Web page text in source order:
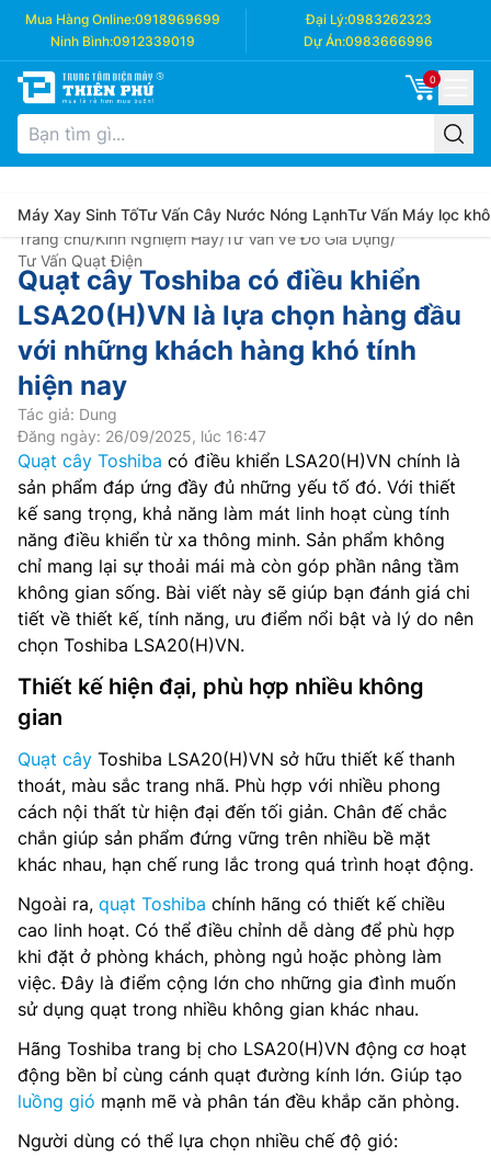
Mua Hàng Online:0918969699 Đại Lý:0983262323
Ninh Bình:0912339019 Dự Án:0983666996
0
Máy Xay Sinh TốTư Vấn Cây Nước Nóng LạnhTư Vấn Máy lọc
Trang chủ/Kinh Nghiệm Hay/Tư Vấn về Đồ Gia Dụng/
Tư Vấn Quạt Điện
Quạt cây Toshiba có điều khiển
LSA20(H)VN là lựa chọn hàng đầu
với những khách hàng khó tính
hiện nay
Tác giả: Dung
Đăng ngày: 26/09/2025, lúc 16:47
Quạt cây Toshiba có điều khiển LSA20(H)VN chính là
sản phẩm đáp ứng đầy đủ những yếu tố đó. Với thiết
kế sang trọng, khả năng làm mát linh hoạt cùng tính
năng điều khiển từ xa thông minh. Sản phẩm không
chỉ mang lại sự thoải mái mà còn góp phần nâng tầm
không gian sống. Bài viết này sẽ giúp bạn đánh giá chi
tiết về thiết kế, tính năng, ưu điểm nổi bật và lý do nên
chọn Toshiba LSA20(H)VN.
Thiết kế hiện đại, phù hợp nhiều không
gian
Quạt cây Toshiba LSA20(H)VN sở hữu thiết kế thanh
thoát, màu sắc trang nhã. Phù hợp với nhiều phong
cách nội thất từ hiện đại đến tối giản. Chân đế chắc
chắn giúp sản phẩm đứng vững trên nhiều bề mặt
khác nhau, hạn chế rung lắc trong quá trình hoạt động.
Ngoài ra, quạt Toshiba chính hãng có thiết kế chiều
cao linh hoạt. Có thể điều chỉnh dễ dàng để phù hợp
khi đặt ở phòng khách, phòng ngủ hoặc phòng làm
việc. Đây là điểm cộng lớn cho những gia đình muốn
sử dụng quạt trong nhiều không gian khác nhau.
Hãng Toshiba trang bị cho LSA20(H)VN động cơ hoạt
động bền bỉ cùng cánh quạt đường kính lớn. Giúp tạo
luồng gió mạnh mẽ và phân tán đều khắp căn phòng.
Người dùng có thể lựa chọn nhiều chế độ gió: